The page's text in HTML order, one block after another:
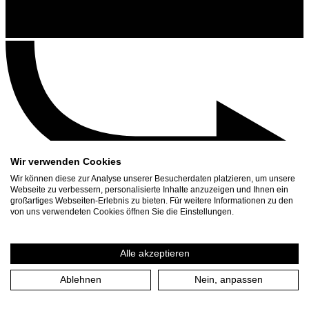
Kontakt
Presse Download
Wir verwenden Cookies
Wir können diese zur Analyse unserer Besucherdaten platzieren, um unsere
Webseite zu verbessern, personalisierte Inhalte anzuzeigen und Ihnen ein
großartiges Webseiten-Erlebnis zu bieten. Für weitere Informationen zu den
von uns verwendeten Cookies öffnen Sie die Einstellungen.
Alle akzeptieren
Ablehnen Nein, anpassen